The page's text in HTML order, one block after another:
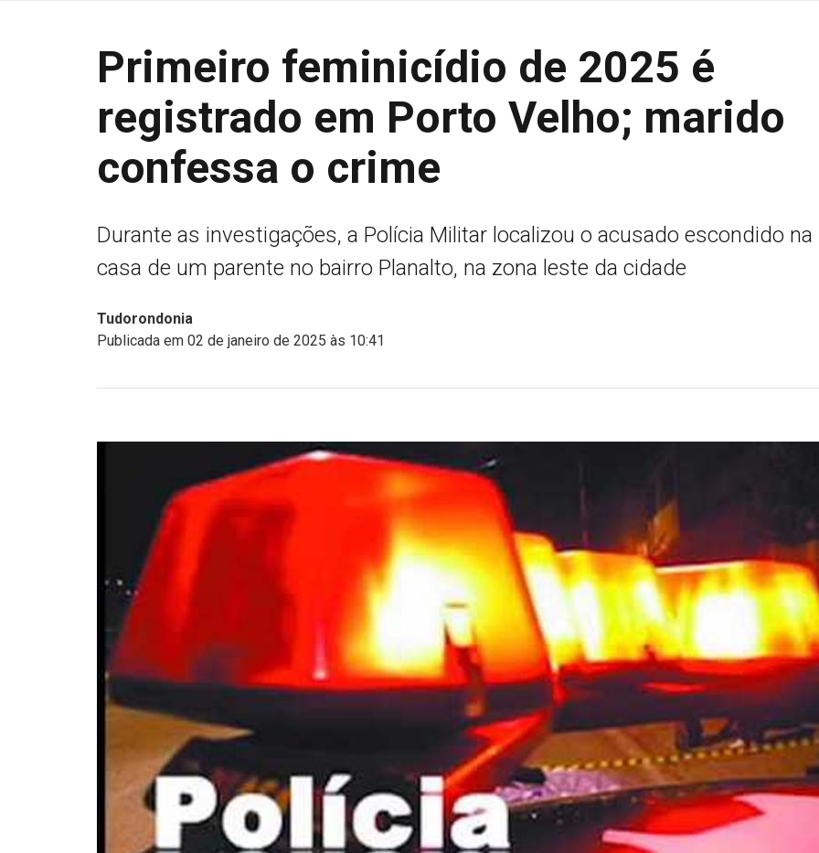
Primeiro feminicídio de 2025 é
registrado em Porto Velho; marido
confessa o crime
Durante as investigações, a Polícia Militar localizou o acusado escondido na
casa de um parente no bairro Planalto, na zona leste da cidade
Tudorondonia
Publicada em 02 de janeiro de 2025 às 10:41